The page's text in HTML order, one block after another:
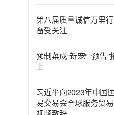
第八届质量诚信万里
备受关注
预制菜成“新宠” “预告”
上
习近平向2023年中国
易交易会全球服务贸